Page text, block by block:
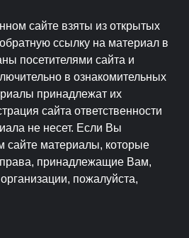
сайте взяты из открытых
ссылку на материал в
посетителями сайта и
в ознакомительных
принадлежат их
сайта ответственности
не несет. Если Вы
сайте материалы, которые
принадлежащие Вам,
пожалуйста,